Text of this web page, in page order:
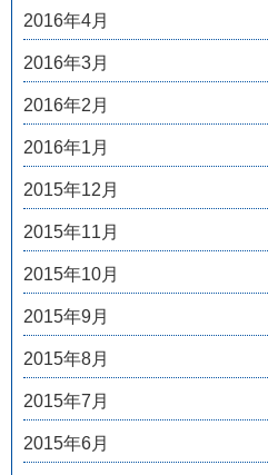
2016年4月
2016年3月
2016年2月
2016年1月
2015年12月
2015年11月
2015年10月
2015年9月
2015年8月
2015年7月
2015年6月